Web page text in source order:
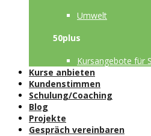
Umwelt
50plus
Kursangebote für
Kurse anbieten
Kundenstimmen
Schulung/Coaching
Blog
Projekte
Gespräch vereinbaren